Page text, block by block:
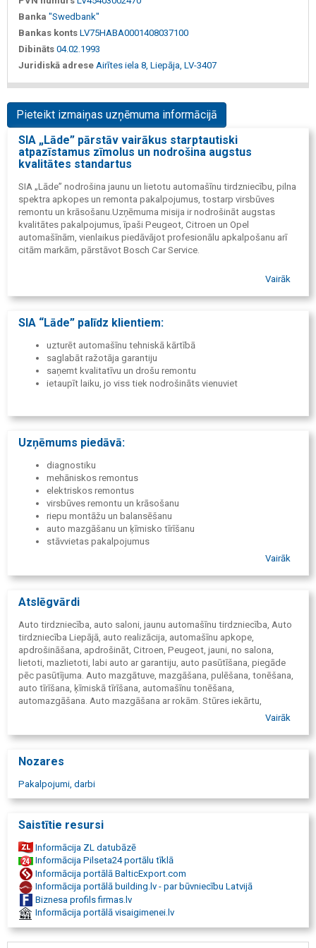
Banka "Swedbank"
Bankas konts LV75HABA0001408037100
Dibināts 04.02.1993
Juridiskā adrese Airītes iela 8, Liepāja, LV-3407
Pieteikt izmaiņas uzņēmuma informācijā
SIA „Lāde” pārstāv vairākus starptautiski
atpazīstamus zīmolus un nodrošina augstus
kvalitātes standartus
SIA „Lāde” nodrošina jaunu un lietotu automašīnu tirdzniecību, pilna
spektra apkopes un remonta pakalpojumus, tostarp virsbūves
remontu un krāsošanu.Uzņēmuma misija ir nodrošināt augstas
kvalitātes pakalpojumus, īpaši Peugeot, Citroen un Opel
automašīnām, vienlaikus piedāvājot profesionālu apkalpošanu arī
citām markām, pārstāvot Bosch Car Service.
Vairāk
SIA “Lāde” palīdz klientiem:
uzturēt automašīnu tehniskā kārtībā
saglabāt ražotāja garantiju
saņemt kvalitatīvu un drošu remontu
ietaupīt laiku, jo viss tiek nodrošināts vienuviet
Uzņēmums piedāvā:
diagnostiku
mehāniskos remontus
elektriskos remontus
virsbūves remontu un krāsošanu
riepu montāžu un balansēšanu
auto mazgāšanu un ķīmisko tīrīšanu
stāvvietas pakalpojumus
Vairāk
Atslēgvārdi
Auto tirdzniecība, auto saloni, jaunu automašīnu tirdzniecība, Auto
tirdzniecība Liepājā, auto realizācija, automašīnu apkope,
apdrošināšana, apdrošināt, Citroen, Peugeot, jauni, no salona,
lietoti, mazlietoti, labi auto ar garantiju, auto pasūtīšana, piegāde
pēc pasūtījuma. Auto mazgātuve, mazgāšana, pulēšana, tonēšana,
auto tīrīšana, ķīmiskā tīrīšana, automašīnu tonēšana,
automazgāšana. Auto mazgāšana ar rokām. Stūres iekārtu,
mehānismu remonts, hidrauliskā stūres pastiprinātāja diagnostika,
riepu savirzes/izgāzuma regulēšana. Reika, reikas remonts,
metināšanas darbi, metināšana, kondicionieru uzpilde. Ritošās
loku maiņa, bremžu disku maiņa, bremžu trubiņu valcēšana un
uzstādīšana. Pirms pārdošanas automašīnas sagatavošana TA
remonts, sajūga remonts, eļļas maiņa, filtru maiņa, sveču maiņa,
riepu montāža un balansēšana, riepu remonts, riepu serviss, riepu
uzstādīšana un balansēšana. Pēcgarantijas serviss, apkalpošana.
Auto elektrosistēmu diagnostika, remonts. Benzīna dzinēja motoru
diagnostika, remonts. Komerctransporta, mikroautobusu, busu
remonts, diagnostika. Metināšanas darbi. Eļļas kartera remonts.
Autoserviss. Auto remonts, autoremonts pēc avārijas ar OCTA un
KASKO polisēm. Pirmspirkšanas kompleksā pārbaude. Nestandarta
darbi. Stūres hidrosistēmas diagnostika. Savirzes un savērsuma
regulēšana. Hidropastiprinātāja un stūresvadības mehānismu
Vairāk
Nozares
Pakalpojumi, darbi
Saistītie resursi
Informācija ZL datubāzē
Informācija Pilseta24 portālu tīklā
Informācija portālā BalticExport.com
Informācija portālā building.lv - par būvniecību Latvijā
Biznesa profils firmas.lv
Informācija portālā visaigimenei.lv